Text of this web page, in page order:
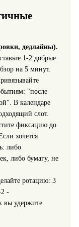
дедлайны).
1-2 добрые
на 5 минут.
"после
В календаре
слот.
фиксацию до
хочется
либо
либо бумагу, не
ротацию: 3
-
вы удержите